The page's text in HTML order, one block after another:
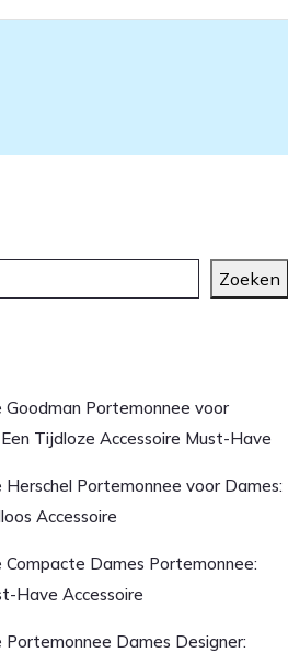
Zoeken
Goodman Portemonnee voor
Tijdloze Accessoire Must-Have
Herschel Portemonnee voor Dames:
Accessoire
Compacte Dames Portemonnee:
Have Accessoire
Portemonnee Dames Designer: